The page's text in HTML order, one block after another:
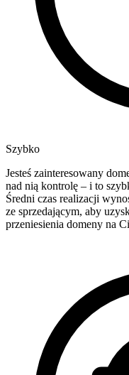
Szybko
Jesteś zainteresowany
nad nią kontrolę – i to
Średni czas realizacji
ze sprzedającym, aby
przeniesienia domeny na